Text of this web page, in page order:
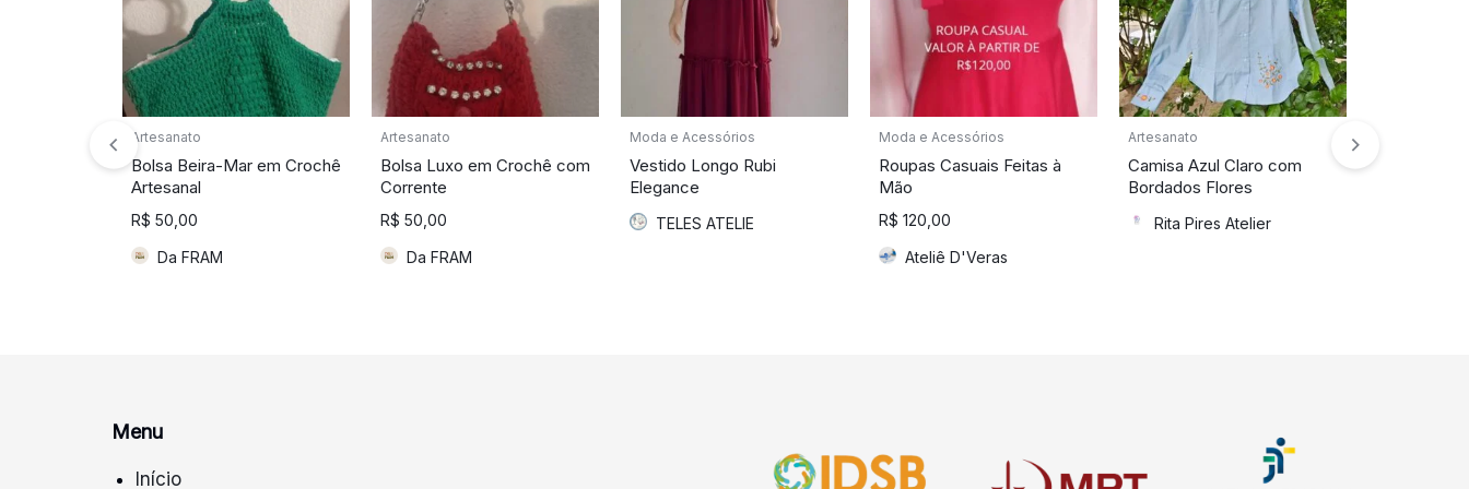
Artesanato
Bolsa Beira-Mar em Crochê
Artesanal
R$ 50,00
Da FRAM
Artesanato
Bolsa Luxo em Crochê com
Corrente
R$ 50,00
Da FRAM
Moda e Acessórios
Vestido Longo Rubi
Elegance
TELES ATELIE
Moda e Acessórios
Roupas Casuais Feitas à
Mão
R$ 120,00
Ateliê D'Veras
Artesanato
Camisa Azul Claro com
Bordados Flores
Rita Pires Atelier
Menu
Início